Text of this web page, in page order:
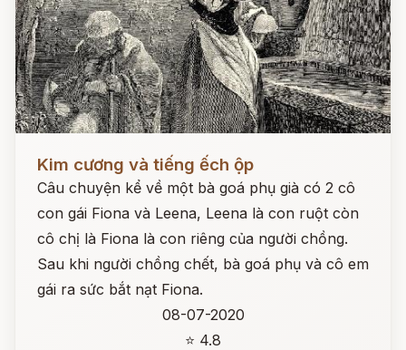
Kim cương và tiếng ếch ộp
Câu chuyện kể về một bà goá phụ già có 2 cô
con gái Fiona và Leena, Leena là con ruột còn
cô chị là Fiona là con riêng của người chồng.
Sau khi người chồng chết, bà goá phụ và cô em
gái ra sức bắt nạt Fiona.
08-07-2020
⭐ 4.8